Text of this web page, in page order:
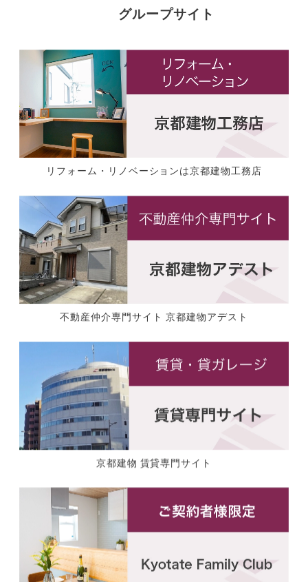
グループサイト
リフォーム・リノベーションは京都建物工務店
不動産仲介専門サイト 京都建物アデスト
京都建物 賃貸専門サイト